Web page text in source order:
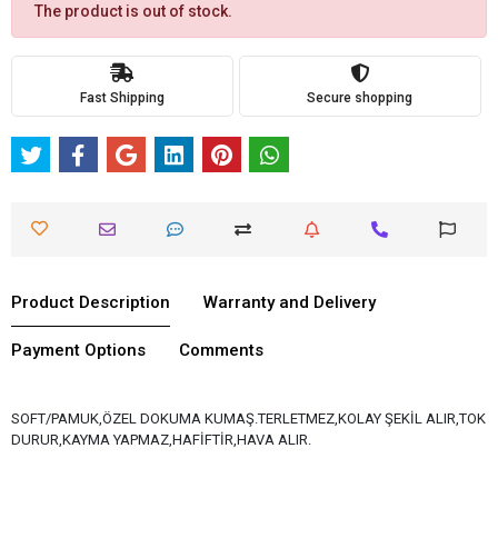
The product is out of stock.
Fast Shipping Secure shopping
Product Description Warranty and Delivery
Payment Options Comments
SOFT/PAMUK,ÖZEL DOKUMA KUMAŞ.TERLETMEZ,KOLAY ŞEKİL ALIR,TOK
DURUR,KAYMA YAPMAZ,HAFİFTİR,HAVA ALIR.